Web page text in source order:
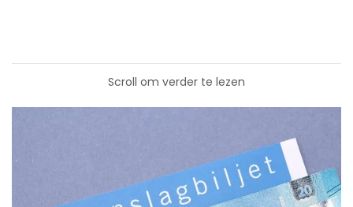
Scroll om verder te lezen